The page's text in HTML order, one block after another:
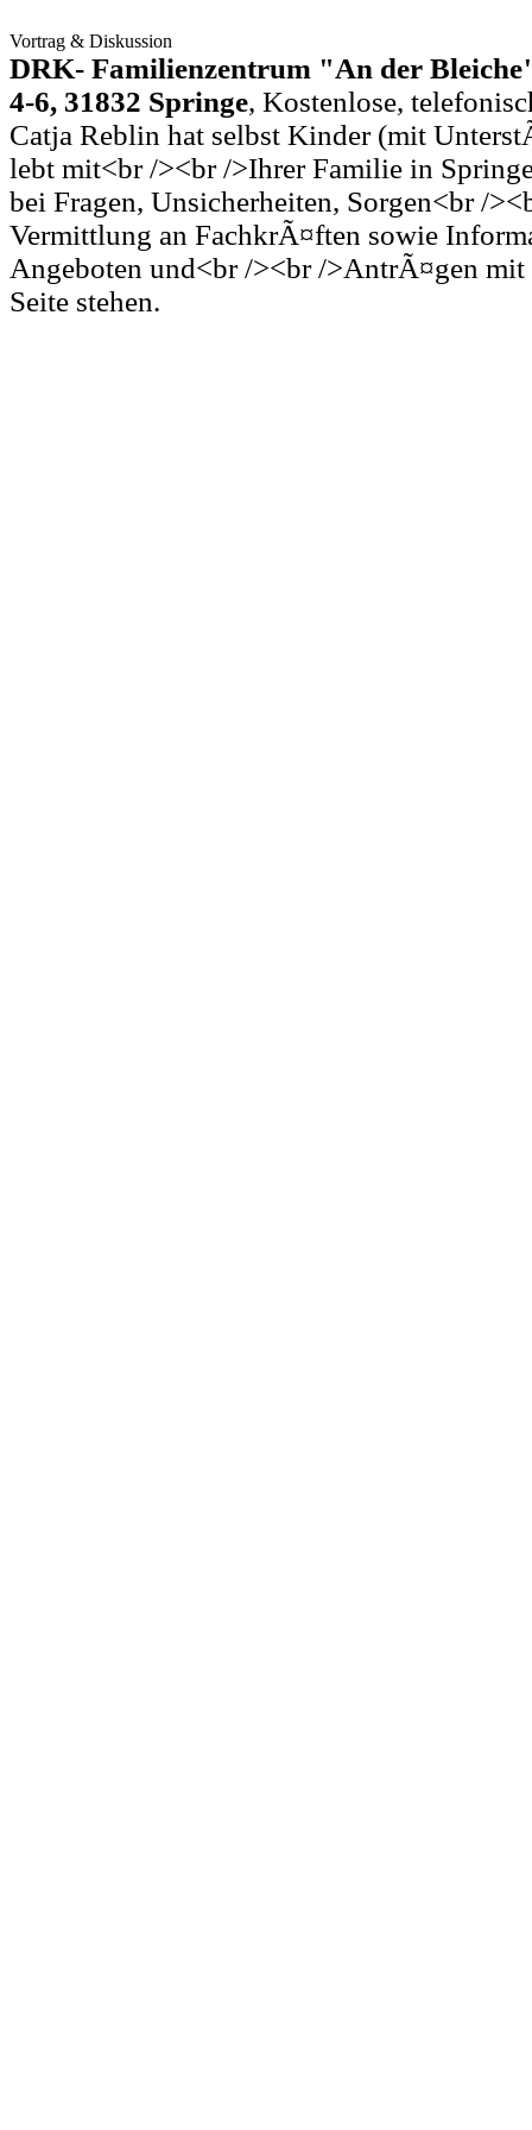
Vortrag & Diskussion
DRK- Familienzentrum "An der
4-6, 31832 Springe, Kostenlose,
Catja Reblin hat selbst Kinder (mit
lebt mit<br /><br />Ihrer Familie in
bei Fragen, Unsicherheiten, Sorgen<br /
Vermittlung an FachkrÃ¤ften sowie
Angeboten und<br /><br />AntrÃ¤gen
Seite stehen.